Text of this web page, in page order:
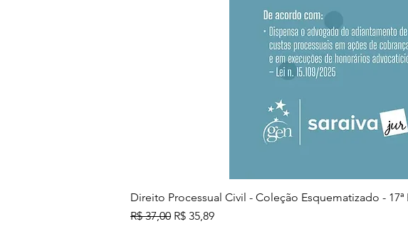
Direito Processual Civil - Coleção Esquematizado - 17ª
Preço normal
R$ 37,00 Preço promocional
R$ 35,89